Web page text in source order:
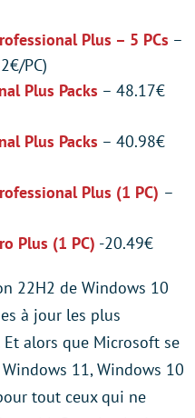
Plus – 5 PCs –
PC)
Plus Packs – 48.17€
Plus Packs – 40.98€
Plus (1 PC) –
Plus (1 PC) -20.49€
22H2 de Windows 10
à jour les plus
alors que Microsoft se
11, Windows 10
tout ceux qui ne